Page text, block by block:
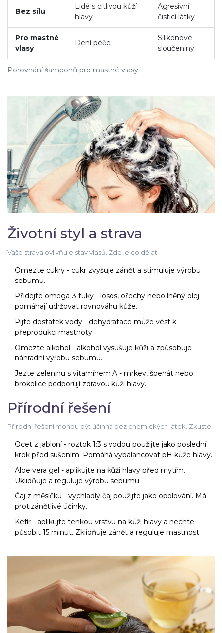
Porovnání šamponů pro mastné vlasy
Bez sílu
Lidé s citlivou kůží
hlavy
Agresivní
čisticí látky
Pro mastné
vlasy
Dení péče
Silikonové
sloučeniny
Životní styl a strava
Vaše strava ovlivňuje stav vlasů. Zde je co dělat:
Omezte cukry - cukr zvyšuje zánět a stimuluje výrobu
sebumu.
Přidejte omega-3 tuky - losos, ořechy nebo lněný olej
pomáhají udržovat rovnováhu kůže.
Pijte dostatek vody - dehydratace může vést k
přeprodukci mastnoty.
Omezte alkohol - alkohol vysušuje kůži a způsobuje
náhradní výrobu sebumu.
Jezte zeleninu s vitamínem A - mrkev, špenát nebo
brokolice podporují zdravou kůži hlavy.
Přírodní řešení
Přírodní řešení mohou být účinná bez chemických látek. Zkuste:
Ocet z jabloní - roztok 1:3 s vodou použijte jako poslední
krok před sušením. Pomáhá vybalancovat pH kůže hlavy.
Aloe vera gel - aplikujte na kůži hlavy před mytím.
Uklidňuje a reguluje výrobu sebumu.
Čaj z měsíčku - vychladlý čaj použijte jako opolování. Má
protizánětlivé účinky.
Kefír - aplikujte tenkou vrstvu na kůži hlavy a nechte
působit 15 minut. Zklidňuje zánět a reguluje mastnost.